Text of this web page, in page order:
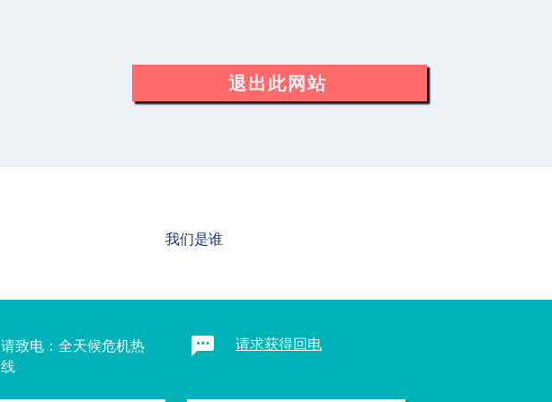
退出此网站
我们是谁
请致电：全天候危机热
线
请求获得回电